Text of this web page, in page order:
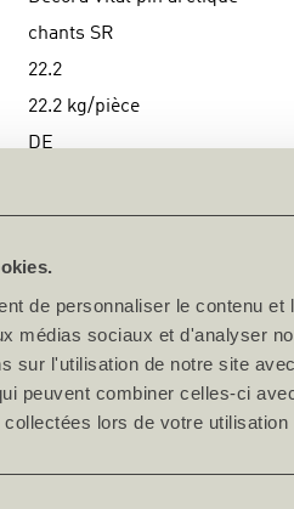
de personnaliser le contenu
médias sociaux et d'analyser
sur l'utilisation de notre site
peuvent combiner celles-ci
lors de votre
chants SR
22.2
22.2 kg/pièce
DE